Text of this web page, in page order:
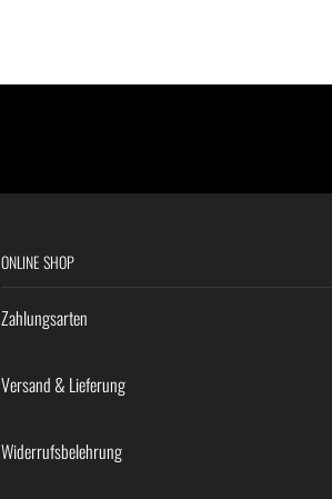
ONLINE SHOP
Zahlungsarten
Versand & Lieferung
Widerrufsbelehrung